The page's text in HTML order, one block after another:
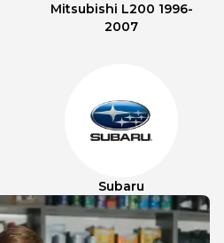
Mitsubishi L200 1996-
2007
Subaru